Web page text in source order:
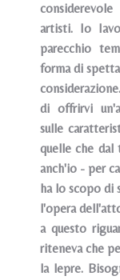
artisti. Io
parecchio
forma di
di offrirvi
sulle
quelle che dal
anch'io - per
ha lo scopo di
l'opera
a questo
riteneva che
la lepre.